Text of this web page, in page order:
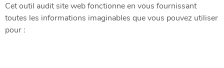
Cet outil audit site web fonctionne en vous fournissant
toutes les informations imaginables que vous pouvez utiliser
pour :